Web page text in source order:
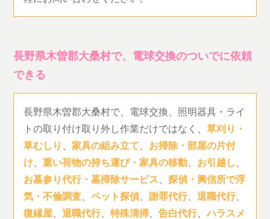
長野県木曽郡大桑村で、電球交換のついでに依頼
できる
長野県木曽郡大桑村で、電球交換、照明器具・ライ
トの取り付け取り外し作業だけではなく、草刈り・
草むしり 、家具の組み立て、 お掃除・部屋の片付
け、重い荷物の持ち運び・家具の移動、 お引越し、
お墓参り代行・墓掃除サービス、探偵・興信所で浮
気・不倫調査、ペット探偵、謝罪代行、退職代行、
復縁屋、退職代行、特殊清掃、告白代行、ハラスメ